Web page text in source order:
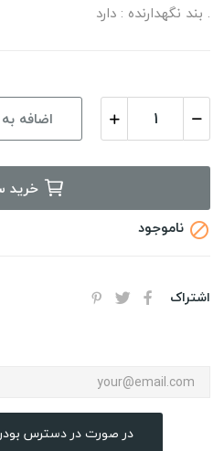
. بند نگهدارنده : دارد
اضافه
خرید
 ناموجود
اشتراک
در صورت در دسترس